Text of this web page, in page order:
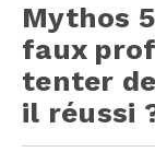
Mythos
faux
tenter
il réussi